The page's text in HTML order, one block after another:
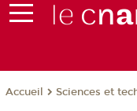
Accueil Sciences et